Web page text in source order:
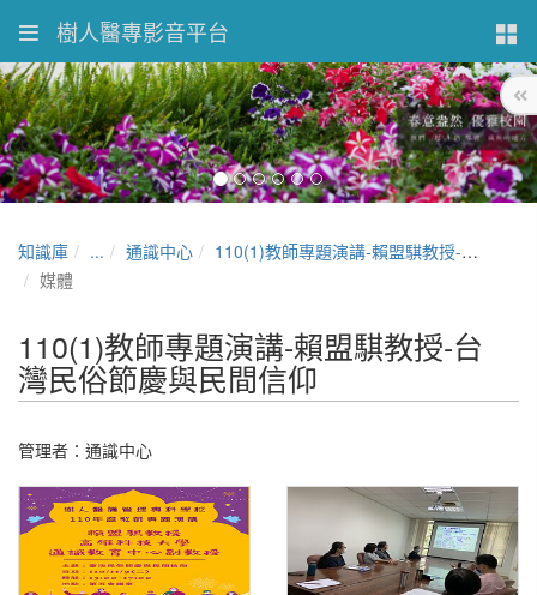
樹人醫專影音平台
知識庫 ... 通識中心
110(1)教師專題演講-賴盟騏教授-台灣民俗節慶與民間信仰
媒體
110(1)教師專題演講-賴盟騏教授-台
灣民俗節慶與民間信仰
管理者：通識中心